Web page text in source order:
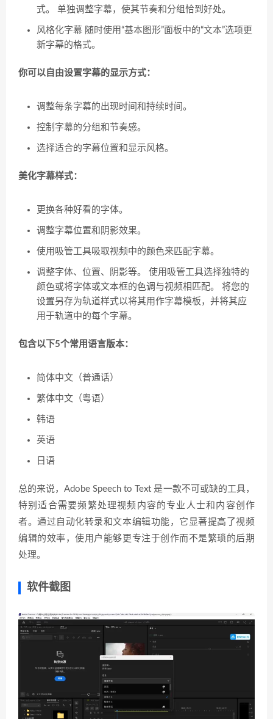
式。 单独调整字幕，使其节奏和分组恰到好处。
风格化字幕 随时使用“基本图形”面板中的“文本”选项更
新字幕的格式。
你可以自由设置字幕的显示方式：
调整每条字幕的出现时间和持续时间。
控制字幕的分组和节奏感。
选择适合的字幕位置和显示风格。
美化字幕样式：
更换各种好看的字体。
调整字幕位置和阴影效果。
使用吸管工具吸取视频中的颜色来匹配字幕。
调整字体、位置、阴影等。 使用吸管工具选择独特的
颜色或将字体或文本框的色调与视频相匹配。 将您的
设置另存为轨道样式以将其用作字幕模板，并将其应
用于轨道中的每个字幕。
包含以下5个常用语言版本：
简体中文（普通话）
繁体中文（粤语）
韩语
英语
日语
总的来说，Adobe Speech to Text 是一款不可或缺的工具，
特别适合需要频繁处理视频内容的专业人士和内容创作
者。通过自动化转录和文本编辑功能，它显著提高了视频
编辑的效率，使用户能够更专注于创作而不是繁琐的后期
处理。
软件截图